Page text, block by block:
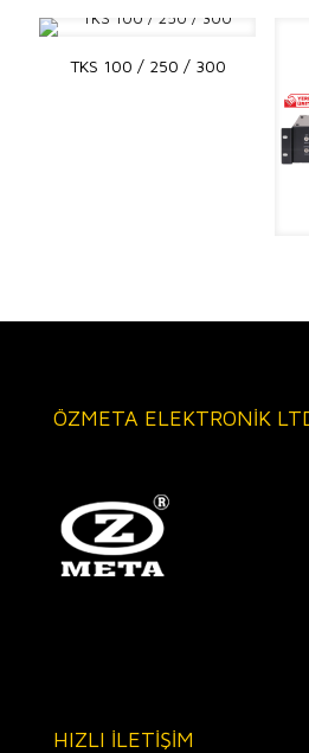
TKS 100 / 250 / 300
ÖZMETA ELEKTRONİK
HIZLI İLETİŞİM